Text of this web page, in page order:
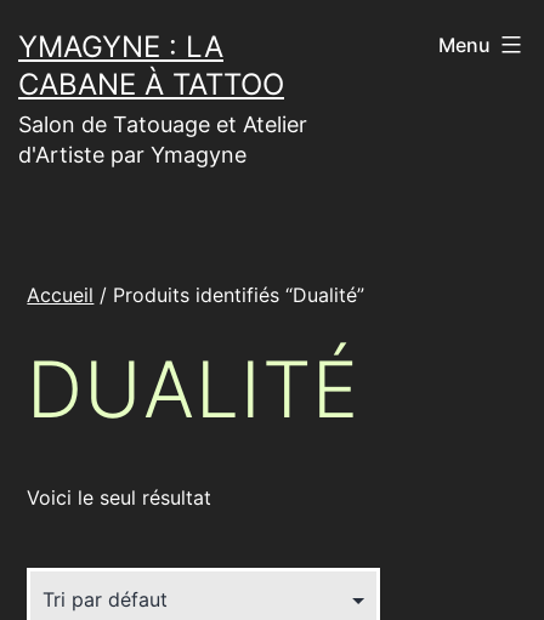
au
contenu
YMAGYNE : LA
CABANE À TATTOO
Salon de Tatouage et Atelier
d'Artiste par Ymagyne
Menu
Accueil / Produits identifiés “Dualité”
DUALITÉ
Voici le seul résultat